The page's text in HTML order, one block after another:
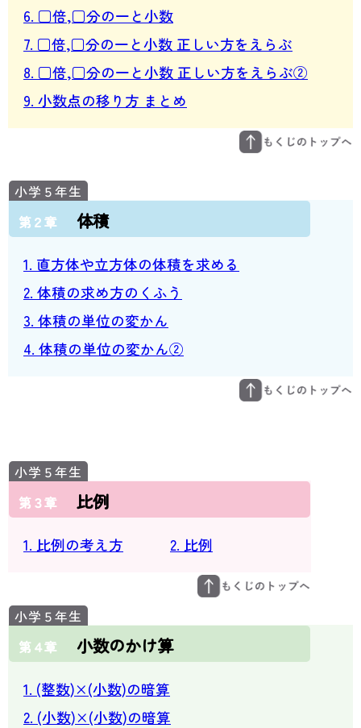
6. □倍,□分の一と小数
7. □倍,□分の一と小数 正しい方をえらぶ
8. □倍,□分の一と小数 正しい方をえらぶ②
9. 小数点の移り方 まとめ
第２章 体積
1. 直方体や立方体の体積を求める
2. 体積の求め方のくふう
3. 体積の単位の変かん
4. 体積の単位の変かん②
第３章 比例
1. 比例の考え方 2. 比例
第４章 小数のかけ算
1. (整数)×(小数)の暗算
2. (小数)×(小数)の暗算